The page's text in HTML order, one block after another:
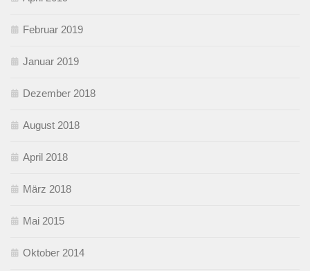
Februar 2019
Januar 2019
Dezember 2018
August 2018
April 2018
März 2018
Mai 2015
Oktober 2014